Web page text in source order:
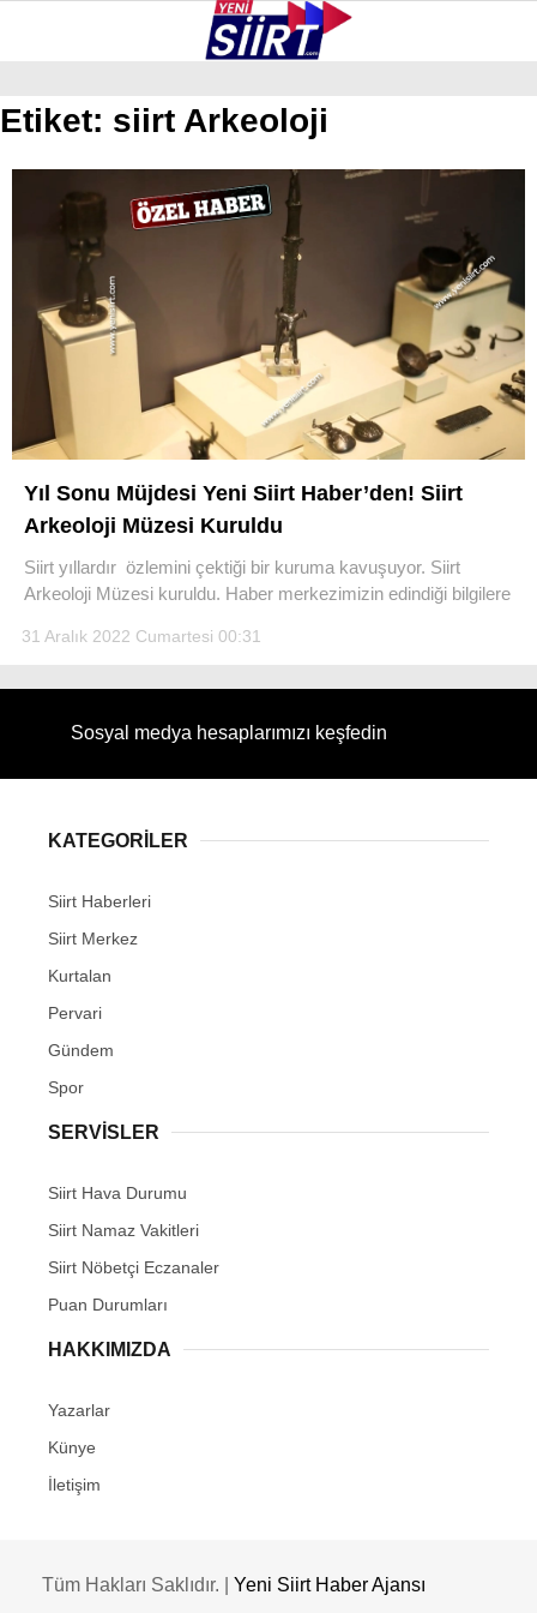
GALERİ VİDEO YAZARLAR
KURTALAN
ERUH
BAYKAN
PERVARI
ŞIRVAN
TILLO
GÜNDEM
NÖBETÇI ECZANELER
Etiket: siirt Arkeoloji
Yıl Sonu Müjdesi Yeni Siirt Haber’den! Siirt
Arkeoloji Müzesi Kuruldu
Siirt yıllardır özlemini çektiği bir kuruma kavuşuyor. Siirt
Arkeoloji Müzesi kuruldu. Haber merkezimizin edindiği bilgilere
31 Aralık 2022 Cumartesi 00:31
Sosyal medya hesaplarımızı keşfedin
KATEGORİLER
Siirt Haberleri
Siirt Merkez
Kurtalan
Pervari
Gündem
Spor
SERVİSLER
Siirt Hava Durumu
Siirt Namaz Vakitleri
Siirt Nöbetçi Eczanaler
Puan Durumları
HAKKIMIZDA
Yazarlar
Künye
İletişim
Tüm Hakları Saklıdır. | Yeni Siirt Haber Ajansı